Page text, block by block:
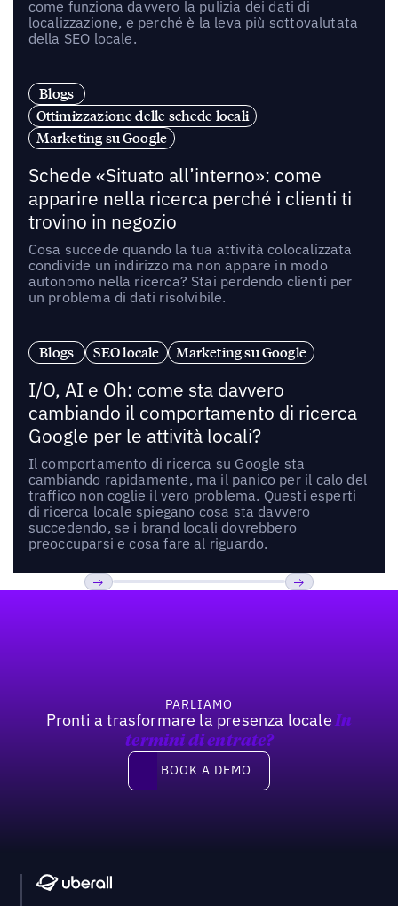
come funziona davvero la pulizia dei dati di
localizzazione, e perché è la leva più sottovalutata
della SEO locale.
Blogs
Ottimizzazione delle schede locali
Marketing su Google
Schede «Situato all’interno»: come
apparire nella ricerca perché i clienti ti
trovino in negozio
Cosa succede quando la tua attività colocalizzata
condivide un indirizzo ma non appare in modo
autonomo nella ricerca? Stai perdendo clienti per
un problema di dati risolvibile.
Blogs SEO locale Marketing su Google
I/O, AI e Oh: come sta davvero
cambiando il comportamento di ricerca
Google per le attività locali?
Il comportamento di ricerca su Google sta
cambiando rapidamente, ma il panico per il calo del
traffico non coglie il vero problema. Questi esperti
di ricerca locale spiegano cosa sta davvero
succedendo, se i brand locali dovrebbero
preoccuparsi e cosa fare al riguardo.
PARLIAMO
Pronti a trasformare la presenza locale In
termini di entrate?
Book a demo
BOOK A DEMO